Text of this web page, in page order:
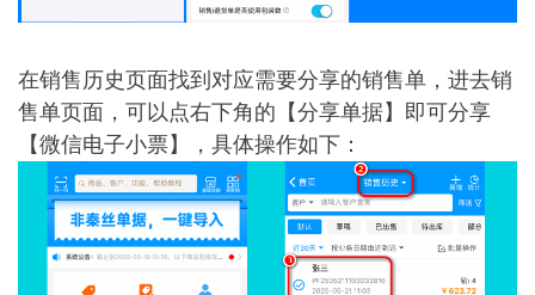
在销售历史页面找到对应需要分享的销售单，进去销
售单页面，可以点右下角的【分享单据】即可分享
【微信电子小票】，具体操作如下：